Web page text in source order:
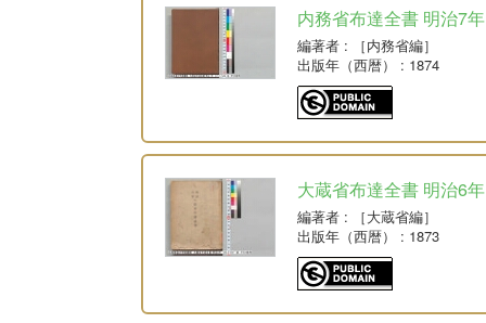
内務省布達全書 明治7年
編著者 : ［内務省編］
出版年（西暦）
: 1874
大蔵省布達全書 明治6年
編著者 : ［大蔵省編］
出版年（西暦）
: 1873